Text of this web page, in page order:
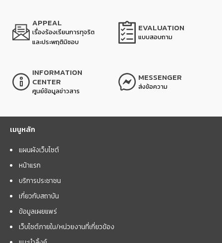
APPEAL
เรื่องร้องเรียนการทุจริต
และประพฤติมิชอบ
EVALUATION
แบบสอบถาม
INFORMATION
CENTER
ศูนย์ข้อมูลข่าวสาร
MESSENGER
ส่งข้อความ
เมนูหลัก
แผนผังเว็บไซต์
หน้าแรก
บริการประชาชน
เกี่ยวกับสถาบัน
ข้อมูลเผยแพร่
เว็บไซต์ภายใน/หน่วยงานที่เกี่ยวข้อง